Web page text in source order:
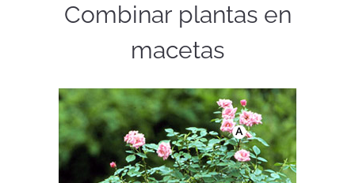
Combinar plantas en
macetas